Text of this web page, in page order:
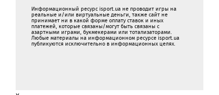
Информационный ресурс isport.ua не проводит игры на
реальные и/или виртуальные деньги, также сайт не
принимает ни в какой форме oплaту ставок и иных
платежей, которые связаны/могут быть связаны c
азартными игрaми, букмекерами или тотализаторами.
Любые материалы на информационном ресурсе isport.ua
публикуютcя исключительно в информационных целях.